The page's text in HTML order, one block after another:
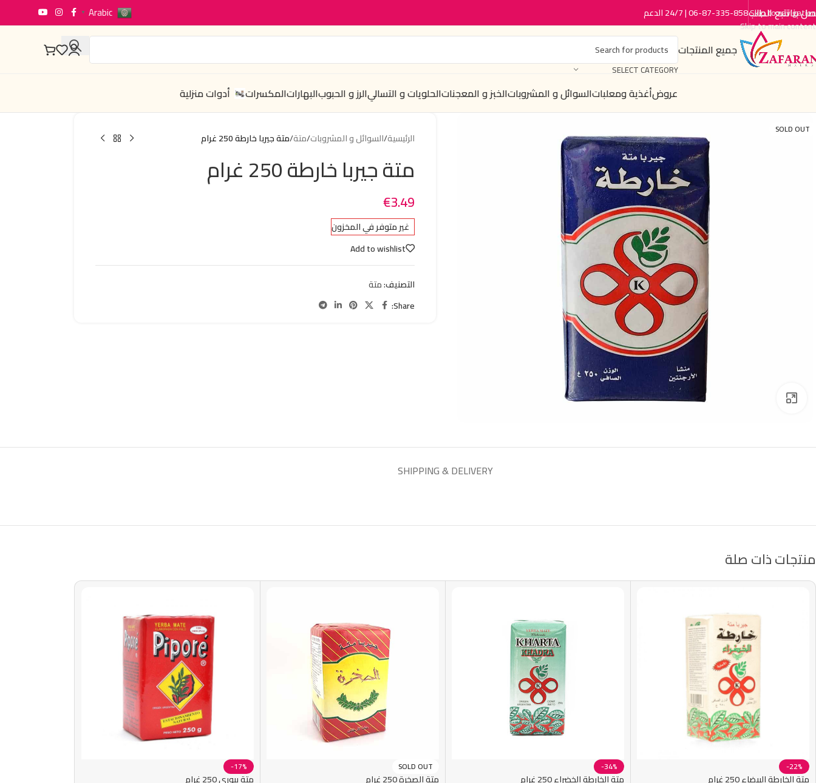
Skip to navigation
Skip to main content
بناتتبع الطلب06-87-335-858 | 24/7 الدعم Arabic
▼
جميع المنتجات
SELECT CATEGORY
عروضأغذية ومعلباتالسوائل و المشروباتالخبز و المعجناتالحلويات و التساليالرز و الحبوبالبهاراتالمكسرات أدوات منزلية
SOLD OUT
الرئيسية/السوائل و المشروبات/متة/متة جيربا خارطة 250 غرام
متة جيربا خارطة 250 غرام
€3.49
غير متوفر في المخزون
Add to wishlist
التصنيف:متة
Share:
SHIPPING & DELIVERY
منتجات ذات صلة
-22%
متة الخارطة البيضاء 250 غرام
-34%
متة الخارطة الخضراء 250 غرام
SOLD OUT
متة الصخرة 250 غرام
-17%
متة ببوري 250 غرام